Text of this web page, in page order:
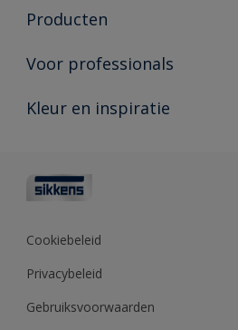
Over Sikkens
Duurzaamheid
Producten
Producten voor binnen
Vind je verkooppunt
Voor professionals
Advies & service
Polyfilla Pro
Sikkens Center
Kleur en inspiratie
Kleurcollecties
Kennisbank
Cookiebeleid
Privacybeleid
Gebruiksvoorwaarden